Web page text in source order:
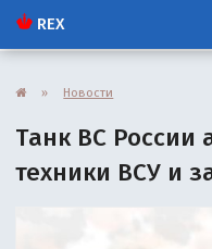
REX
» Новости
Танк ВС России
техники ВСУ и